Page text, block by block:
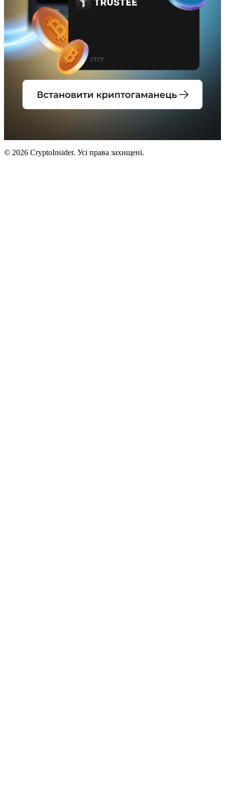
© 2026 CryptoInsider. Усі права захищені.